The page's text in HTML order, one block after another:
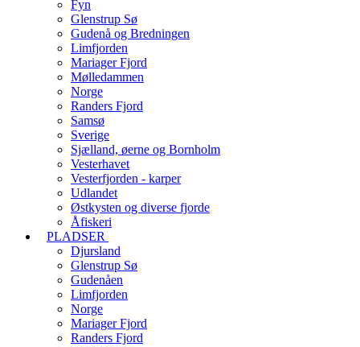
Fyn
Glenstrup Sø
Gudenå og Bredningen
Limfjorden
Mariager Fjord
Mølledammen
Norge
Randers Fjord
Samsø
Sverige
Sjælland, øerne og Bornholm
Vesterhavet
Vesterfjorden - karper
Udlandet
Østkysten og diverse fjorde
Åfiskeri
PLADSER
Djursland
Glenstrup Sø
Gudenåen
Limfjorden
Norge
Mariager Fjord
Randers Fjord